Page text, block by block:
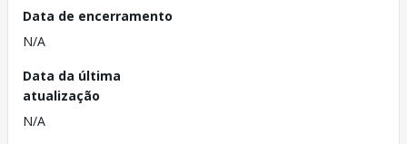
Data de encerramento
N/A
Data da última
atualização
N/A